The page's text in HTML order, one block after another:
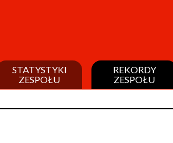
STATYSTYKI
ZESPOŁU
REKORDY
ZESPOŁU